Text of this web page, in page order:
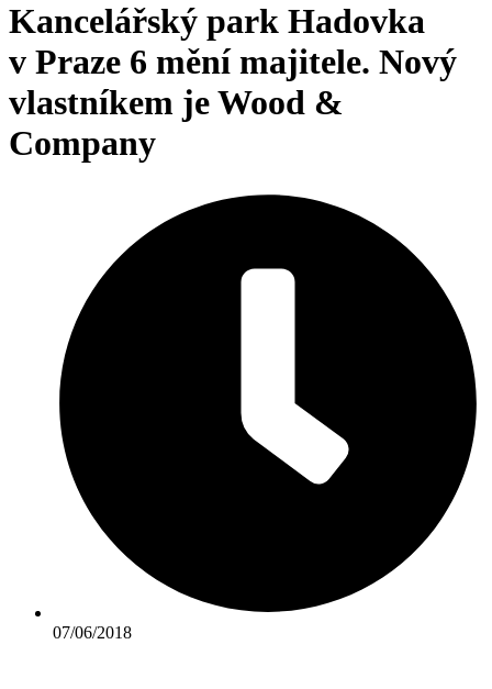
Kancelářský park Hadovka
v Praze 6 mění majitele. Nový
vlastníkem je Wood &
Company
07/06/2018